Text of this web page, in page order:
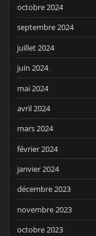
octobre 2024
septembre 2024
juillet 2024
juin 2024
mai 2024
avril 2024
mars 2024
février 2024
janvier 2024
décembre 2023
novembre 2023
octobre 2023